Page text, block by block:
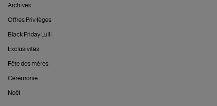
Archives
Offres Privilèges
Black Friday Lulli
Exclusivités
Fête des mères
Cérémonie
Noël